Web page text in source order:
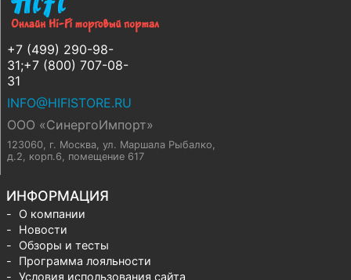
+7 (499) 290-98-
31;+7 (800) 707-08-
31
INFO@HIFISTORE.RU
ООО «СинергоИмпорт»
123060, г. Москва, ул. Маршала Рыбалко,
д.2, корп.6, помещение 617
ИНФОРМАЦИЯ
О компании
Новости
Обзоры и тесты
Программа лояльности
Условия использования сайта